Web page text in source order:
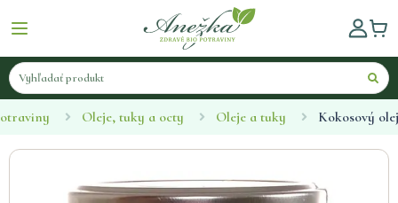
Oleje, tuky a octy Oleje a tuky Kokosový